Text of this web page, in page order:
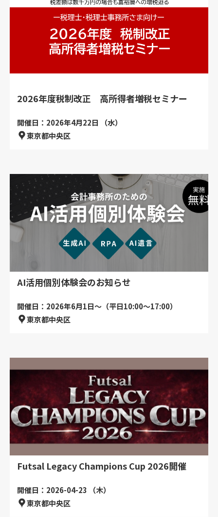
2026年度税制改正 高所得者増税セミナー
開催日：2026年4月22日 （水）
東京都中央区
AI活用個別体験会のお知らせ
開催日：2026年6月1日～（平日10:00～17:00）
東京都中央区
Futsal Legacy Champions Cup 2026開催
開催日：2026-04-23 （木）
東京都中央区